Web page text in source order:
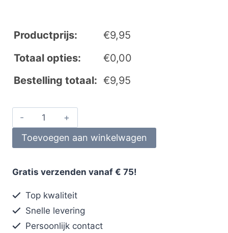
Productprijs: €9,95
Totaal opties:
€0,00
Bestelling totaal: €9,95
Toevoegen aan winkelwagen
Gratis verzenden vanaf € 75!
Top kwaliteit
Snelle levering
Persoonlijk contact